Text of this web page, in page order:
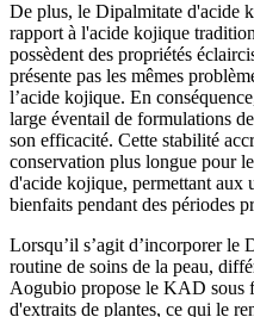
De plus, le Dipalmitate d'acide
rapport à l'acide kojique
possèdent des propriétés
présente pas les mêmes
l’acide kojique. En
large éventail de formulations
son efficacité. Cette stabilité
conservation plus longue pour
d'acide kojique, permettant aux
bienfaits pendant des périodes
Lorsqu’il s’agit d’incorporer le
routine de soins de la peau,
Aogubio propose le KAD sous
d'extraits de plantes, ce qui le